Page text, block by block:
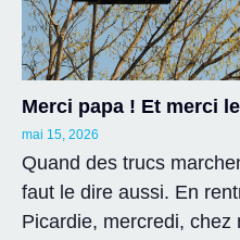
Merci papa ! Et merci
mai 15, 2026
Quand des trucs
faut le dire aussi. En
Picardie, mercredi, chez